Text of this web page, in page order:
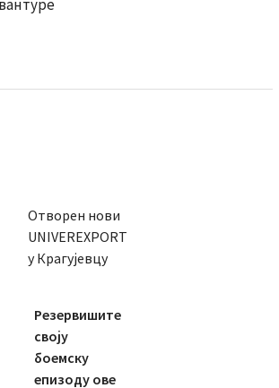
Отворен нови
UNIVEREXPORT
у Крагујевцу
Резервишите
своју
боемску
епизоду ове